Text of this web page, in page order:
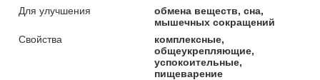
Для улучшения
обмена веществ, сна,
мышечных сокращений
Свойства
комплексные,
общеукрепляющие,
успокоительные,
пищеварение